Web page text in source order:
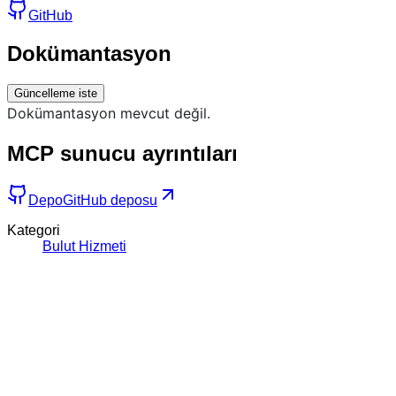
GitHub
Dokümantasyon
Güncelleme iste
Dokümantasyon mevcut değil.
MCP sunucu ayrıntıları
DepoGitHub deposu
Kategori
Bulut Hizmeti